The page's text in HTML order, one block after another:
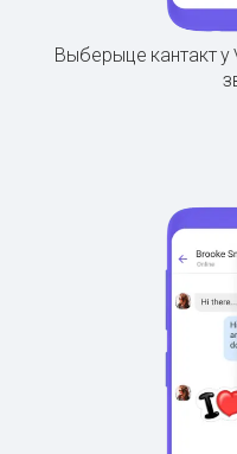
Выберыце кантакт у